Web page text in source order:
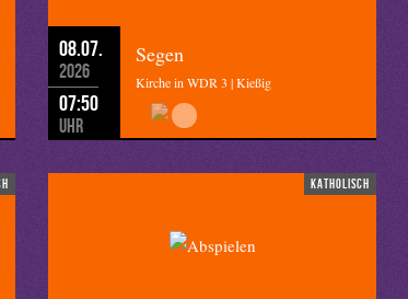
08.07.
2026
07:50
Uhr
Segen
Kirche in WDR 3 | Kießig
katholisch